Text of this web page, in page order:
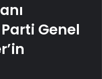
Genel